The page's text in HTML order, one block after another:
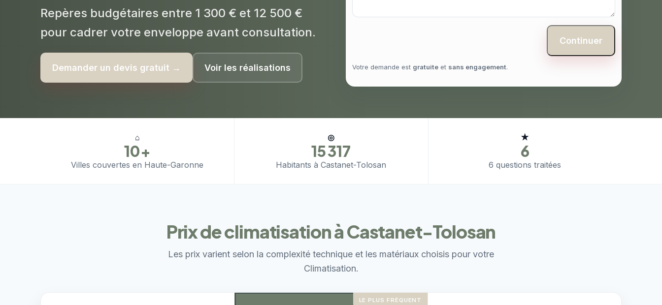
Repères budgétaires entre 1 300 € et 12 500 €
pour cadrer votre enveloppe avant consultation.
Demander un devis gratuit → Voir les réalisations
Continuer
Votre demande est gratuite et sans engagement.
⌂
10+
Villes couvertes en Haute-Garonne
◎
15 317
Habitants à Castanet-Tolosan
★
6
6 questions traitées
Prix de climatisation à Castanet-Tolosan
Les prix varient selon la complexité technique et les matériaux choisis pour votre
Climatisation.
LE PLUS FRÉQUENT